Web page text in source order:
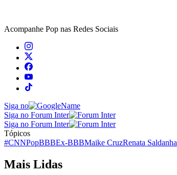
Acompanhe Pop nas Redes Sociais
Siga no
Siga no Forum Inter
Siga no Forum Inter
Tópicos
#CNNPopBBBEx-BBBMaike CruzRenata Saldanha
Mais Lidas